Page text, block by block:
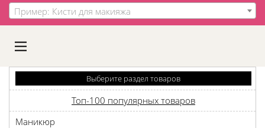
Пример: Кисти для макияжа
A
C
D
Выберите раздел товаров
Топ-100 популярных товаров
Маникюр